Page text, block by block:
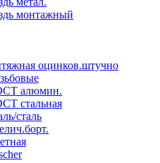
монтажный
оцинков.штучно
алюмин.
стальная
сталь